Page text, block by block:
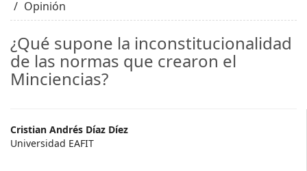
Opinión
¿Qué supone la inconstitucionalidad
de las normas que crearon el
Minciencias?
Main
Article
Cristian Andrés Díaz Díez
Universidad EAFIT